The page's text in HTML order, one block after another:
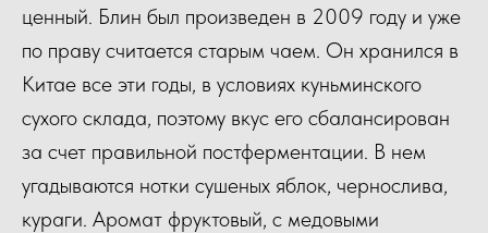
ценный. Блин был произведен в 2009 году и уже
по праву считается старым чаем. Он хранился в
Китае все эти годы, в условиях куньминского
сухого склада, поэтому вкус его сбалансирован
за счет правильной постферментации. В нем
угадываются нотки сушеных яблок, чернослива,
кураги. Аромат фруктовый, с медовыми